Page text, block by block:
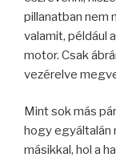
pillanatban nem
valamit, például
motor. Csak
vezérelve
Mint sok más
hogy egyáltalán
másikkal, hol a